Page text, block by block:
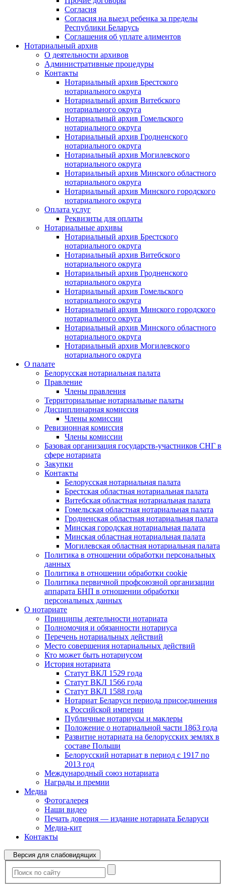
Согласия
Согласия на выезд ребенка за пределы
Республики Беларусь
Соглашения об уплате алиментов
Нотариальный архив
О деятельности архивов
Административные процедуры
Контакты
Нотариальный архив Брестского
нотариального округа
Нотариальный архив Витебского
нотариального округа
Нотариальный архив Гомельского
нотариального округа
Нотариальный архив Гродненского
нотариального округа
Нотариальный архив Могилевского
нотариального округа
Нотариальный архив Минского областного
нотариального округа
Нотариальный архив Минского городского
нотариального округа
Оплата услуг
Реквизиты для оплаты
Нотариальные архивы
Нотариальный архив Брестского
нотариального округа
Нотариальный архив Витебского
нотариального округа
Нотариальный архив Гродненского
нотариального округа
Нотариальный архив Гомельского
нотариального округа
Нотариальный архив Минского городского
нотариального округа
Нотариальный архив Минского областного
нотариального округа
Нотариальный архив Могилевского
нотариального округа
О палате
Белорусская нотариальная палата
Правление
Члены правления
Территориальные нотариальные палаты
Дисциплинарная комиссия
Члены комиссии
Ревизионная комиссия
Члены комиссии
Базовая организация государств-участников СНГ в
сфере нотариата
Закупки
Контакты
Белорусская нотариальная палата
Брестская областная нотариальная палата
Витебская областная нотариальная палата
Гомельская областная нотариальная палата
Гродненская областная нотариальная палата
Минская городская нотариальная палата
Минская областная нотариальная палата
Могилевская областная нотариальная палата
Политика в отношении обработки персональных
данных
Политика в отношении обработки cookie
Политика первичной профсоюзной организации
аппарата БНП в отношении обработки
персональных данных
О нотариате
Принципы деятельности нотариата
Полномочия и обязанности нотариуса
Перечень нотариальных действий
Место совершения нотариальных действий
Кто может быть нотариусом
История нотариата
Статут ВКЛ 1529 года
Статут ВКЛ 1566 года
Статут ВКЛ 1588 года
Нотариат Беларуси периода присоединения
к Российской империи
Публичные нотариусы и маклеры
Положение о нотариальной части 1863 года
Развитие нотариата на белорусских землях в
составе Польши
Белорусский нотариат в период с 1917 по
2013 год
Международный союз нотариата
Награды и премии
Медиа
Фотогалерея
Наши видео
Печать доверия — издание нотариата Беларуси
Медиа-кит
Контакты
Версия для слабовидящих